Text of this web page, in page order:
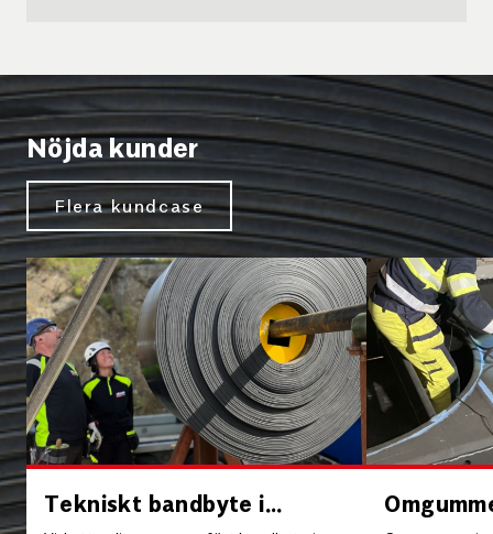
Nöjda kunder
Flera kundcase
Tekniskt bandbyte i